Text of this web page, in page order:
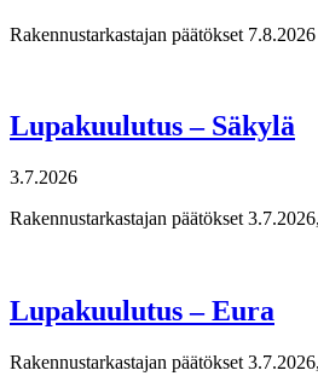
Rakennustarkastajan päätökset 7.8.2026
Lupakuulutus – Säkylä
3.7.2026
Rakennustarkastajan päätökset
Lupakuulutus – Eura
Rakennustarkastajan päätökset